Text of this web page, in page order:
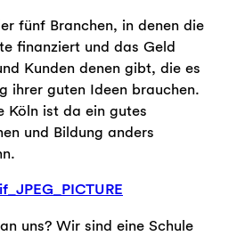
fünf Branchen, in denen die
finanziert und das Geld
Kunden denen gibt, die es
ihrer guten Ideen brauchen.
Köln ist da ein gutes
und Bildung anders
uns? Wir sind eine Schule